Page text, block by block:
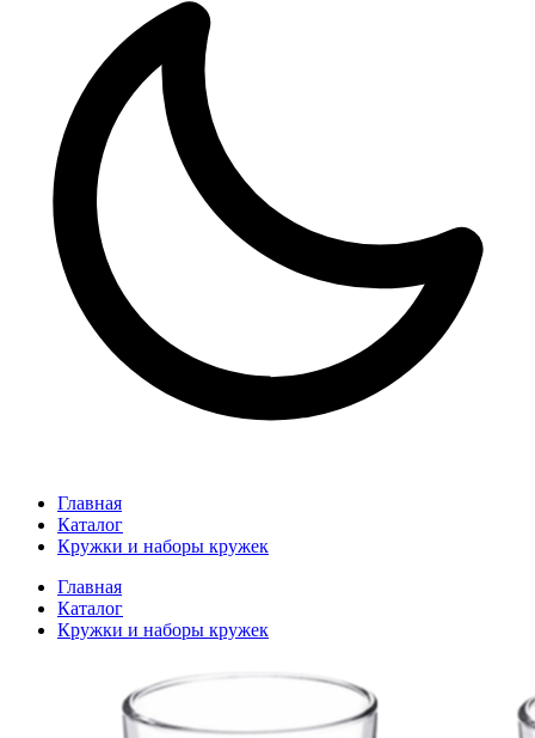
Главная
Каталог
Кружки и наборы кружек
Главная
Каталог
Кружки и наборы кружек